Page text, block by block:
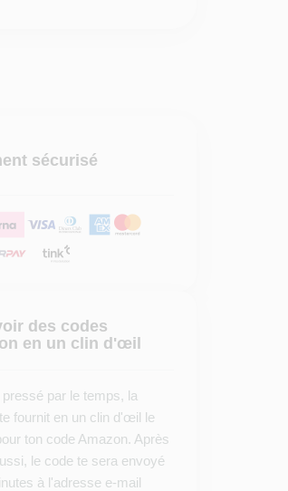
sécurisé
des codes
en un clin d'œil
par le temps, la
fournit en un clin d'œil le
ton code Amazon. Après
le code te sera envoyé
à l'adresse e-mail